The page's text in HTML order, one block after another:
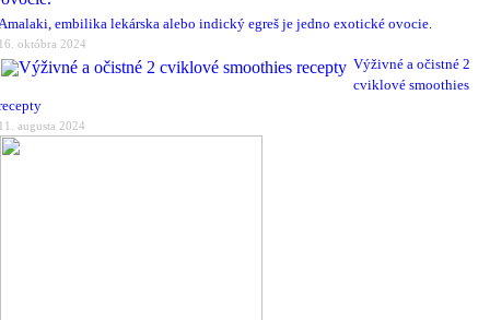
embilika lekárska alebo indický egreš je jedno exotické ovocie.
októbra 2024
Výživné a očistné 2
cviklové smoothies
augusta 2024